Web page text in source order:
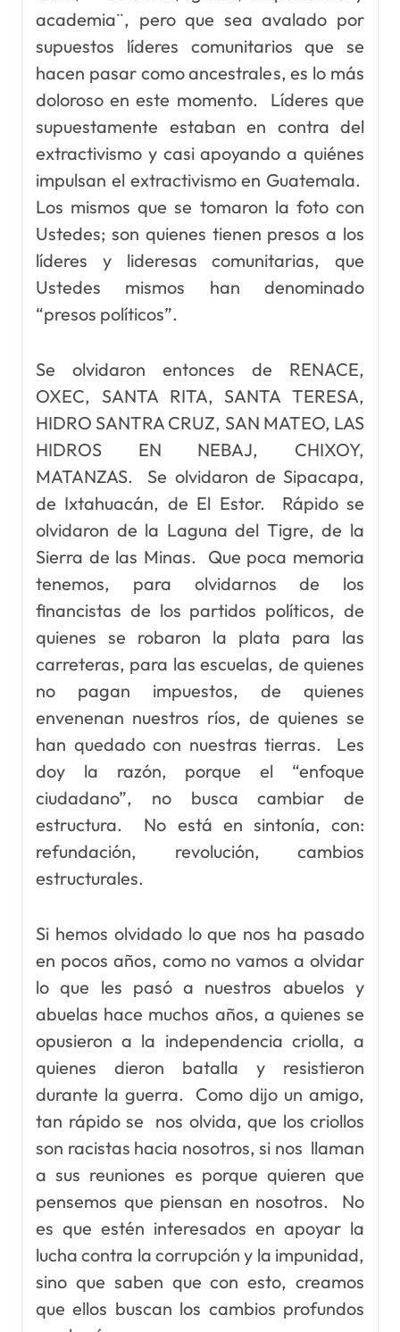
academia¨, pero que sea avalado por
supuestos líderes comunitarios que se
hacen pasar como ancestrales, es lo más
doloroso en este momento. Líderes que
supuestamente estaban en contra del
extractivismo y casi apoyando a quiénes
impulsan el extractivismo en Guatemala.
Los mismos que se tomaron la foto con
Ustedes; son quienes tienen presos a los
líderes y lideresas comunitarias, que
Ustedes mismos han denominado
“presos políticos”.
Se olvidaron entonces de RENACE,
OXEC, SANTA RITA, SANTA TERESA,
HIDRO SANTRA CRUZ, SAN MATEO, LAS
HIDROS EN NEBAJ, CHIXOY,
MATANZAS. Se olvidaron de Sipacapa,
de Ixtahuacán, de El Estor. Rápido se
olvidaron de la Laguna del Tigre, de la
Sierra de las Minas. Que poca memoria
tenemos, para olvidarnos de los
financistas de los partidos políticos, de
quienes se robaron la plata para las
carreteras, para las escuelas, de quienes
no pagan impuestos, de quienes
envenenan nuestros ríos, de quienes se
han quedado con nuestras tierras. Les
doy la razón, porque el “enfoque
ciudadano”, no busca cambiar de
estructura. No está en sintonía, con:
refundación, revolución, cambios
estructurales.
Si hemos olvidado lo que nos ha pasado
en pocos años, como no vamos a olvidar
lo que les pasó a nuestros abuelos y
abuelas hace muchos años, a quienes se
opusieron a la independencia criolla, a
quienes dieron batalla y resistieron
durante la guerra. Como dijo un amigo,
tan rápido se nos olvida, que los criollos
son racistas hacia nosotros, si nos llaman
a sus reuniones es porque quieren que
pensemos que piensan en nosotros. No
es que estén interesados en apoyar la
lucha contra la corrupción y la impunidad,
sino que saben que con esto, creamos
que ellos buscan los cambios profundos